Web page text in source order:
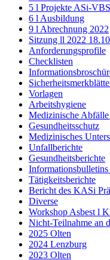
5 l Projekte ASi-
6 l Ausbildung
9 l Abrechnung 2022
Sitzung ll 2022
Anforderungsprofile
Checklisten
Vorlagen
Arbeitshygiene
Medizinische
Gesundheitsschutz
Medizinisches
Unfallberichte
Gesundheitsberichte
Tätigkeitsberichte
Bericht des KASi
Diverse
Workshop Asbest l
Nicht-Teilnahme an
2025 Olten
2024 Lenzburg
2023 Olten